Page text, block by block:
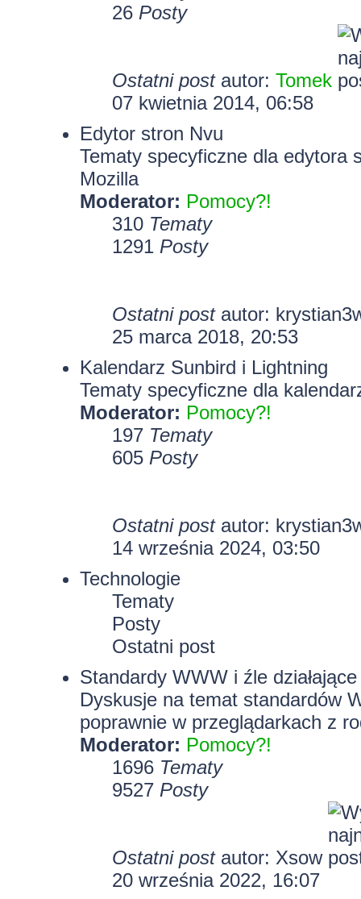
26 Posty
Ostatni postautor: Tomek
07 kwietnia 2014, 06:58
Edytor stron Nvu
Tematy specyficzne dla edytora
Mozilla
Moderator: Pomocy?!
310 Tematy
1291 Posty
Ostatni postautor:
25 marca 2018, 20:53
Kalendarz Sunbird i Lightning
Tematy specyficzne dla
Moderator: Pomocy?!
197 Tematy
605 Posty
Ostatni postautor:
14 września 2024, 03:50
Technologie
Tematy
Posty
Ostatni post
Standardy WWW i źle
Dyskusje na temat standardów
poprawnie w przeglądarkach z
Moderator: Pomocy?!
1696 Tematy
9527 Posty
Ostatni postautor: Xsow
20 września 2022, 16:07